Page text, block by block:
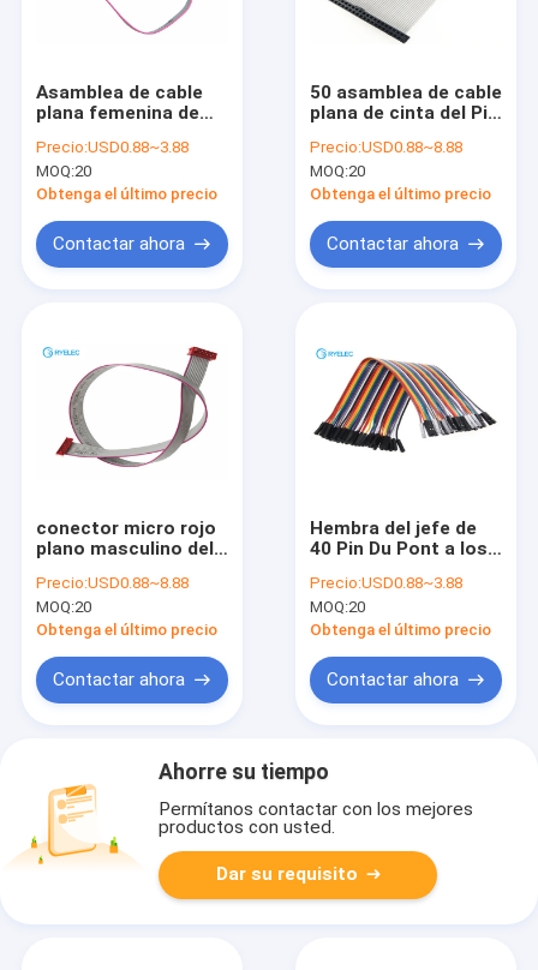
Asamblea de cable
plana femenina de
m FC/conexión del
zócalo de IDC para el
trinquete
Precio:USD0.88~3.88
MOQ:20
Obtenga el último precio
Contactar ahora
50 asamblea de cable
plana de cinta del Pin
conector plateado
oro del latón del
zócalo 2.0m m de Idc
Precio:USD0.88~8.88
MOQ:20
Obtenga el último precio
Contactar ahora
conector micro rojo
plano masculino del
asamblea de cable de
cinta de 10P Smt IDC
sin el cierre
Precio:USD0.88~8.88
MOQ:20
Obtenga el último precio
Contactar ahora
Hembra del jefe de
40 Pin Du Pont a los
femeninos conector
de la echada de 2,54
milímetros
Precio:USD0.88~3.88
MOQ:20
Obtenga el último precio
Contactar ahora
Ahorre su tiempo
Permítanos contactar con los mejores
productos con usted.
Dar su requisito